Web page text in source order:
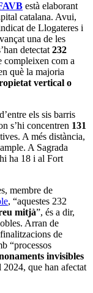
està elaborant
catalana. Avui,
de Llogateres i
una de les
detectat232
compleixen com a
què la majoria
vertical o
els sis barris
s’hi concentren 131
A més distància,
A Sagrada
ha 18 i al Fort
membre de
, “aquestes 232
mitjà”, és a dir,
Arran de
de
“processos
invisibles
que han afectat